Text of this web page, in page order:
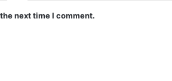
next time I comment.